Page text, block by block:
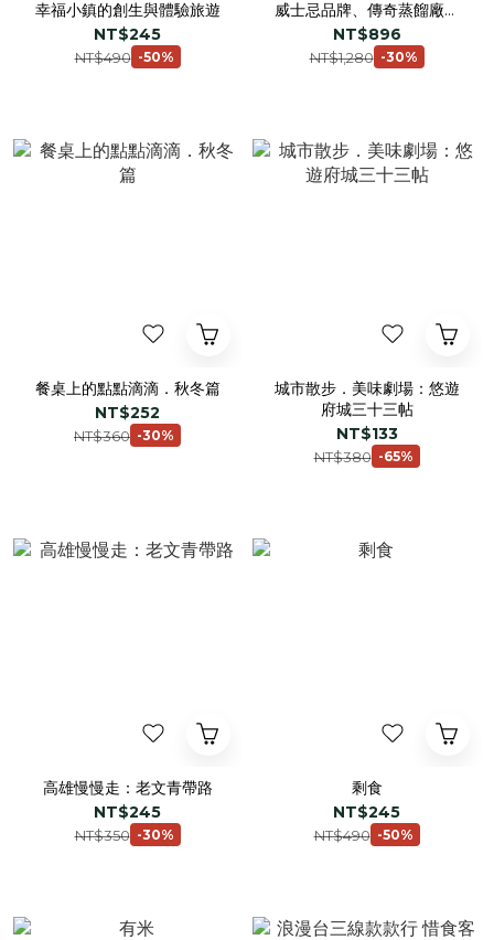
幸福小鎮的創生與體驗旅遊
NT$245
NT$490 -50%
威士忌品牌、傳奇蒸餾廠與
品飲及投資指南
NT$896
NT$1,280 -30%
餐桌上的點點滴滴．秋冬篇
NT$252
NT$360 -30%
城市散步．美味劇場：悠遊
府城三十三帖
NT$133
NT$380 -65%
高雄慢慢走：老文青帶路
NT$245
NT$350 -30%
剩食
NT$245
NT$490 -50%